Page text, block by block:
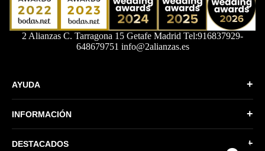
2 Alianzas C. Tarragona 15 Getafe Madrid Tel:916837929-
648679751 info@2alianzas.es
AYUDA +
INFORMACIÓN +
DESTACADOS +